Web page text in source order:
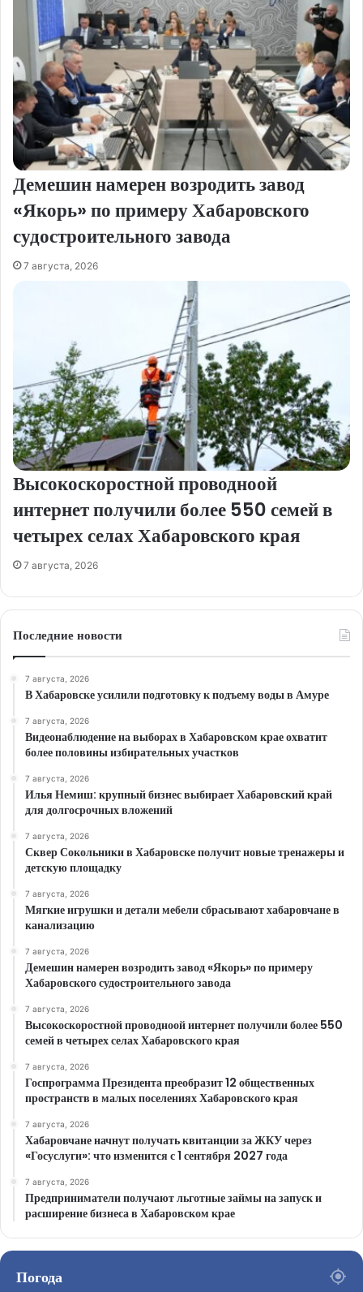
Демешин намерен возродить завод
«Якорь» по примеру Хабаровского
судостроительного завода
7 августа, 2026
Высокоскоростной проводноой
интернет получили более 550 семей в
четырех селах Хабаровского края
7 августа, 2026
Последние новости
7 августа, 2026
В Хабаровске усилили подготовку к подъему воды в Амуре
7 августа, 2026
Видеонаблюдение на выборах в Хабаровском крае охватит
более половины избирательных участков
7 августа, 2026
Илья Немиш: крупный бизнес выбирает Хабаровский край
для долгосрочных вложений
7 августа, 2026
Сквер Сокольники в Хабаровске получит новые тренажеры и
детскую площадку
7 августа, 2026
Мягкие игрушки и детали мебели сбрасывают хабаровчане в
канализацию
7 августа, 2026
Демешин намерен возродить завод «Якорь» по примеру
Хабаровского судостроительного завода
7 августа, 2026
Высокоскоростной проводноой интернет получили более 550
семей в четырех селах Хабаровского края
7 августа, 2026
Госпрограмма Президента преобразит 12 общественных
пространств в малых поселениях Хабаровского края
7 августа, 2026
Хабаровчане начнут получать квитанции за ЖКУ через
«Госуслуги»: что изменится с 1 сентября 2027 года
7 августа, 2026
Предприниматели получают льготные займы на запуск и
расширение бизнеса в Хабаровском крае
Погода